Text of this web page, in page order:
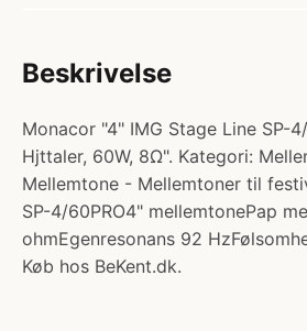
Beskrivelse
Monacor "4" IMG Stage Line SP-
Hjttaler, 60W, 8Ω". Kategori:
Mellemtone - Mellemtoner til
SP-4/60PRO4" mellemtonePap
ohmEgenresonans 92
Køb hos BeKent.dk.